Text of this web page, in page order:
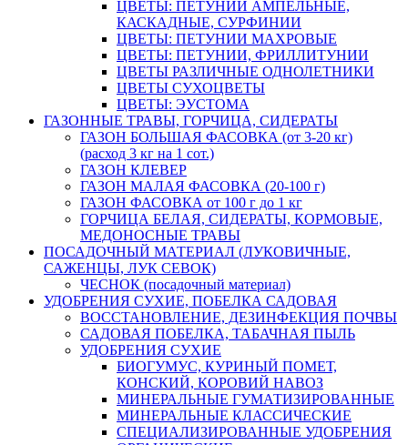
ЦВЕТЫ: ПЕТУНИИ АМПЕЛЬНЫЕ,
КАСКАДНЫЕ, СУРФИНИИ
ЦВЕТЫ: ПЕТУНИИ МАХРОВЫЕ
ЦВЕТЫ: ПЕТУНИИ, ФРИЛЛИТУНИИ
ЦВЕТЫ РАЗЛИЧНЫЕ ОДНОЛЕТНИКИ
ЦВЕТЫ СУХОЦВЕТЫ
ЦВЕТЫ: ЭУСТОМА
ГАЗОННЫЕ ТРАВЫ, ГОРЧИЦА, СИДЕРАТЫ
ГАЗОН БОЛЬШАЯ ФАСОВКА (от 3-20 кг)
(расход 3 кг на 1 сот.)
ГАЗОН КЛЕВЕР
ГАЗОН МАЛАЯ ФАСОВКА (20-100 г)
ГАЗОН ФАСОВКА от 100 г до 1 кг
ГОРЧИЦА БЕЛАЯ, СИДЕРАТЫ, КОРМОВЫЕ,
МЕДОНОСНЫЕ ТРАВЫ
ПОСАДОЧНЫЙ МАТЕРИАЛ (ЛУКОВИЧНЫЕ,
САЖЕНЦЫ, ЛУК СЕВОК)
ЧЕСНОК (посадочный материал)
УДОБРЕНИЯ СУХИЕ, ПОБЕЛКА САДОВАЯ
ВОССТАНОВЛЕНИЕ, ДЕЗИНФЕКЦИЯ ПОЧВЫ
САДОВАЯ ПОБЕЛКА, ТАБАЧНАЯ ПЫЛЬ
УДОБРЕНИЯ СУХИЕ
БИОГУМУС, КУРИНЫЙ ПОМЕТ,
КОНСКИЙ, КОРОВИЙ НАВОЗ
МИНЕРАЛЬНЫЕ ГУМАТИЗИРОВАННЫЕ
МИНЕРАЛЬНЫЕ КЛАССИЧЕСКИЕ
СПЕЦИАЛИЗИРОВАННЫЕ УДОБРЕНИЯ